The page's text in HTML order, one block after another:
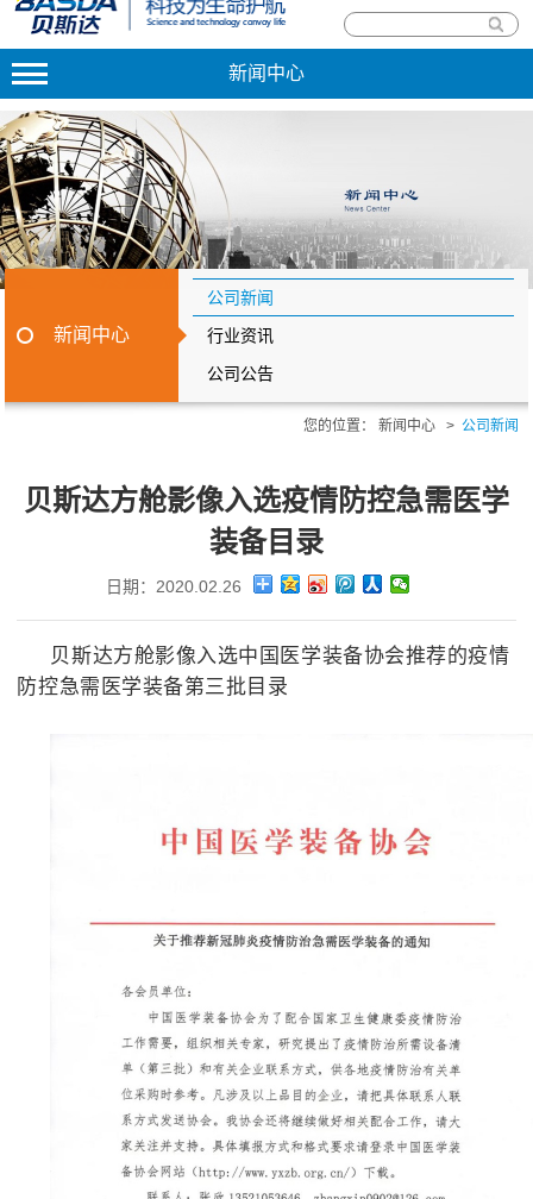
新闻中心
新闻中心
公司新闻
行业资讯
公司公告
您的位置： 新闻中心 > 公司新闻
贝斯达方舱影像入选疫情防控急需医学
装备目录
日期：2020.02.26
贝斯达方舱影像入选中国医学装备协会推荐的疫情
防控急需医学装备第三批目录